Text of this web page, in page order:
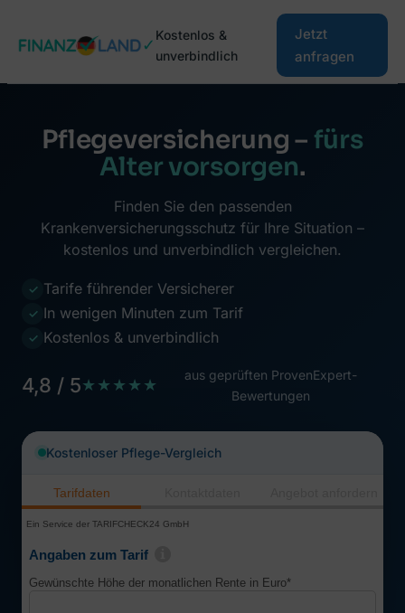
Inhalt
✓
Kostenlos &
unverbindlich
Jetzt
anfragen
Pflegeversicherung – fürs
Alter vorsorgen.
Finden Sie den passenden
Krankenversicherungsschutz für Ihre Situation –
kostenlos und unverbindlich vergleichen.
✓ Tarife führender Versicherer
✓ In wenigen Minuten zum Tarif
✓ Kostenlos & unverbindlich
4,8 / 5★★★★★
aus geprüften ProvenExpert-
Bewertungen
Kostenloser Pflege-Vergleich